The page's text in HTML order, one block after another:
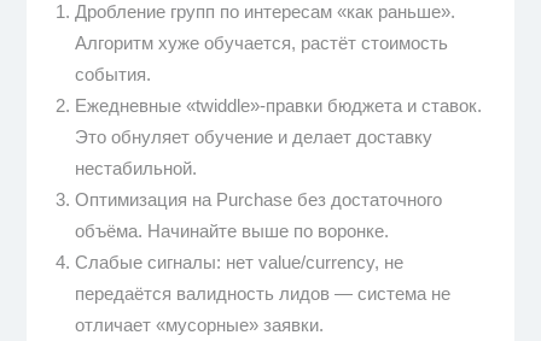
Дробление групп по интересам «как раньше».
Алгоритм хуже обучается, растёт стоимость
события.
Ежедневные «twiddle»-правки бюджета и ставок.
Это обнуляет обучение и делает доставку
нестабильной.
Оптимизация на Purchase без достаточного
объёма. Начинайте выше по воронке.
Слабые сигналы: нет value/currency, не
передаётся валидность лидов — система не
отличает «мусорные» заявки.